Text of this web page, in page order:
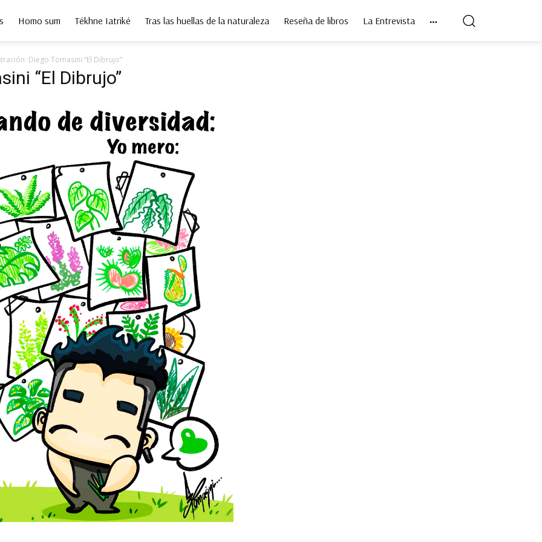
Homo sum Tékhne Iatriké Tras las huellas de la naturaleza Reseña de libros La Entrevista
Diego Tomasini “El Dibrujo”
“El Dibrujo”